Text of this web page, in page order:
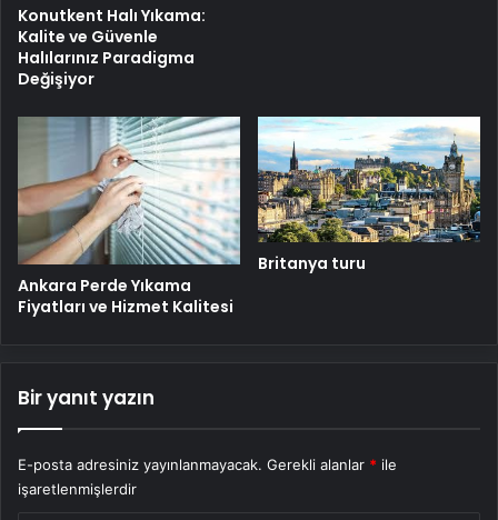
Konutkent Halı Yıkama:
Kalite ve Güvenle
Halılarınız Paradigma
Değişiyor
Ankara Perde Yıkama
Fiyatları ve Hizmet Kalitesi
Britanya turu
Bir yanıt yazın
E-posta adresiniz yayınlanmayacak. Gerekli alanlar * ile
işaretlenmişlerdir